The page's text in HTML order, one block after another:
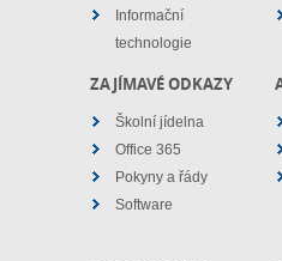
Informační
technologie
ZAJÍMAVÉ ODKAZY
Školní jídelna
Office 365
Pokyny a řády
Software